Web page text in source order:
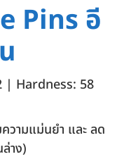
Pins อี
| Hardness: 58
วามแม่นยำ และ ลด
าง)